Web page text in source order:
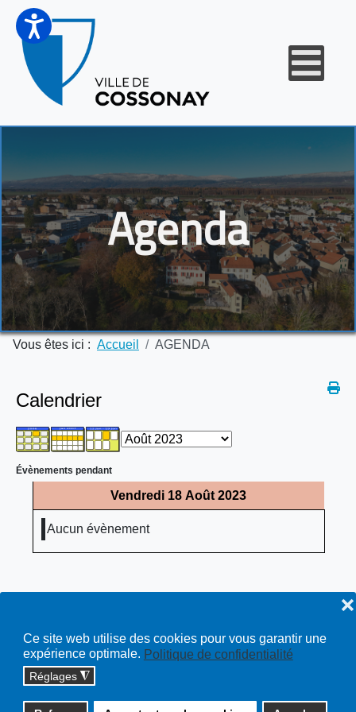
Ce site web utilise des cookies pour vous garantir une
expérience optimale. Politique de confidentialité
Réglages ◮
❌
Agenda
Vous êtes ici : Accueil AGENDA
Calendrier
Évènements pendant
Vendredi 18 Août 2023
Aucun évènement
Copyright © 2026 cossonay.ch - tous droits réservés | site :